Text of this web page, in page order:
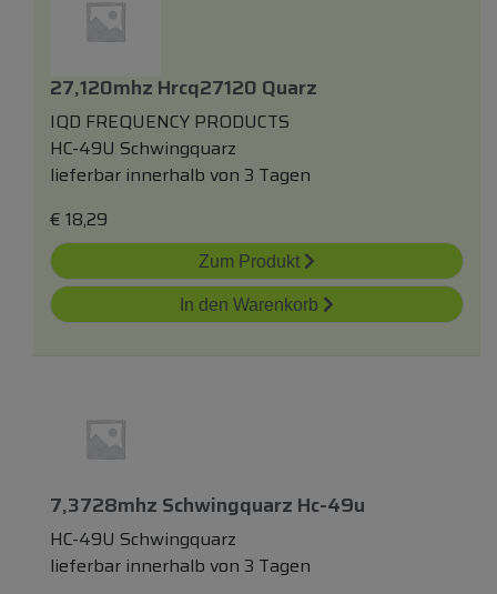
27,120mhz Hrcq27120 Quarz
IQD FREQUENCY PRODUCTS
HC-49U Schwingquarz
lieferbar innerhalb von 3 Tagen
€ 18,29
Zum Produkt
In den Warenkorb
7,3728mhz Schwingquarz Hc-49u
HC-49U Schwingquarz
lieferbar innerhalb von 3 Tagen